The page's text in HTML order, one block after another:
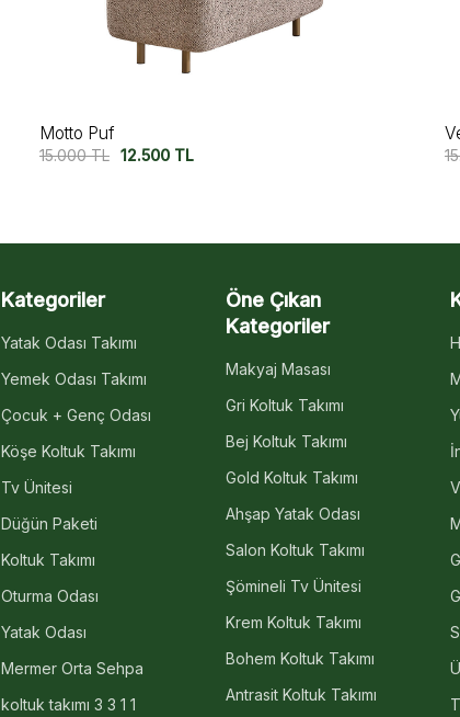
Velaris Puf
15.000TL 12.500 TL
Kategoriler
Yatak Odası Takımı
Yemek Odası Takımı
Çocuk + Genç Odası
Köşe Koltuk Takımı
Tv Ünitesi
Düğün Paketi
Koltuk Takımı
Oturma Odası
Yatak Odası
Mermer Orta Sehpa
koltuk takımı 3 3 1 1
Öne Çıkan
Kategoriler
Makyaj Masası
Gri Koltuk Takımı
Bej Koltuk Takımı
Gold Koltuk Takımı
Ahşap Yatak Odası
Salon Koltuk Takımı
Şömineli Tv Ünitesi
Krem Koltuk Takımı
Bohem Koltuk Takımı
Antrasit Koltuk Takımı